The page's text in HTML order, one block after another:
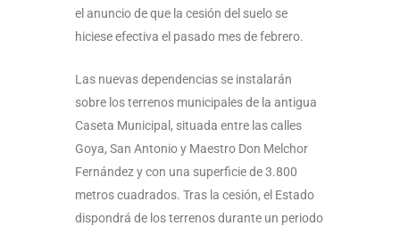
el anuncio de que la cesión del suelo se
hiciese efectiva el pasado mes de febrero.
Las nuevas dependencias se instalarán
sobre los terrenos municipales de la antigua
Caseta Municipal, situada entre las calles
Goya, San Antonio y Maestro Don Melchor
Fernández y con una superficie de 3.800
metros cuadrados. Tras la cesión, el Estado
dispondrá de los terrenos durante un periodo